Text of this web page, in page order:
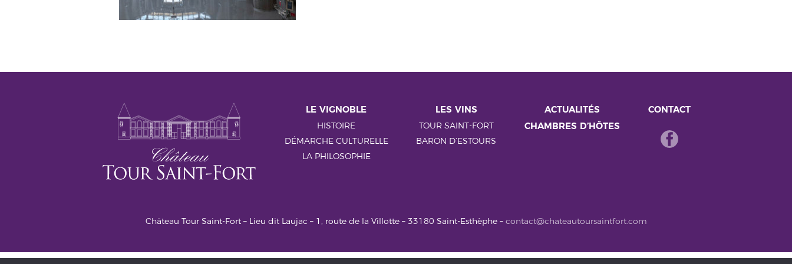
LE VIGNOBLE
HISTOIRE
DÉMARCHE CULTURELLE
LA PHILOSOPHIE
LES VINS
TOUR SAINT-FORT
BARON D’ESTOURS
ACTUALITÉS
CHAMBRES D’HÔTES
CONTACT
Château Tour Saint-Fort – Lieu dit Laujac – 1, route de la Villotte – 33180 Saint-Esthèphe – contact@chateautoursaintfort.com